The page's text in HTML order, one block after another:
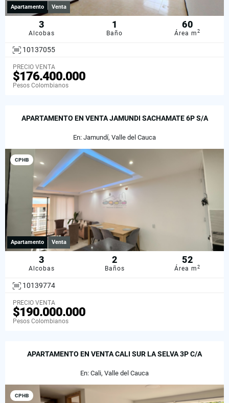
Apartamento Venta
3
Alcobas
1
Baño
60
Área m2
10137055
PRECIO VENTA
$176.400.000
Pesos Colombianos
APARTAMENTO EN VENTA JAMUNDI SACHAMATE 6P S/A
En: Jamundí, Valle del Cauca
CPHB
Apartamento Venta
3
Alcobas
2
Baños
52
Área m2
10139774
PRECIO VENTA
$190.000.000
Pesos Colombianos
APARTAMENTO EN VENTA CALI SUR LA SELVA 3P C/A
En: Cali, Valle del Cauca
CPHB